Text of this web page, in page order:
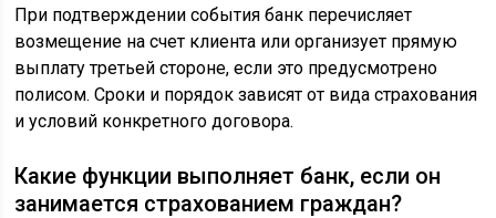
При подтверждении события банк перечисляет
возмещение на счет клиента или организует прямую
выплату третьей стороне, если это предусмотрено
полисом. Сроки и порядок зависят от вида страхования
и условий конкретного договора.
Какие функции выполняет банк, если он
занимается страхованием граждан?